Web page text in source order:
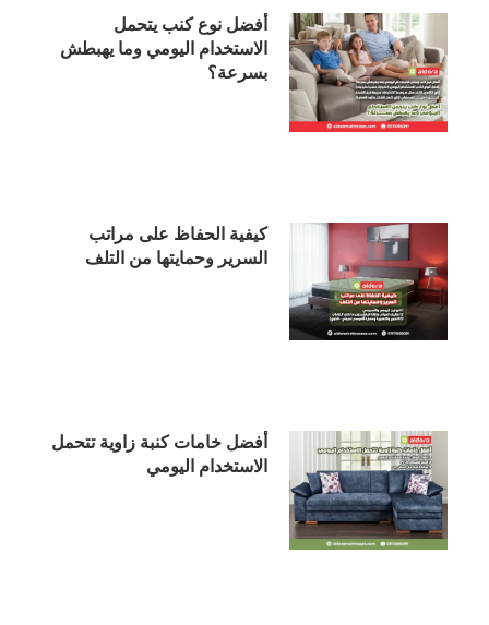
أفضل نوع كنب يتحمل
الاستخدام اليومي وما يهبطش
بسرعة؟
كيفية الحفاظ على مراتب
السرير وحمايتها من التلف
أفضل خامات كنبة زاوية تتحمل
الاستخدام اليومي